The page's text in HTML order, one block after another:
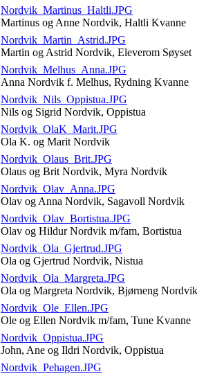
Nordvik_Martinus_Haltli.JPG
Martinus og Anne Nordvik, Haltli Kvanne
Nordvik_Martin_Astrid.JPG
Martin og Astrid Nordvik, Eleverom Søyset
Nordvik_Melhus_Anna.JPG
Anna Nordvik f. Melhus, Rydning Kvanne
Nordvik_Nils_Oppistua.JPG
Nils og Sigrid Nordvik, Oppistua
Nordvik_OlaK_Marit.JPG
Ola K. og Marit Nordvik
Nordvik_Olaus_Brit.JPG
Olaus og Brit Nordvik, Myra Nordvik
Nordvik_Olav_Anna.JPG
Olav og Anna Nordvik, Sagavoll Nordvik
Nordvik_Olav_Bortistua.JPG
Olav og Hildur Nordvik m/fam, Bortistua
Nordvik_Ola_Gjertrud.JPG
Ola og Gjertrud Nordvik, Nistua
Nordvik_Ola_Margreta.JPG
Ola og Margreta Nordvik, Bjørneng Nordvik
Nordvik_Ole_Ellen.JPG
Ole og Ellen Nordvik m/fam, Tune Kvanne
Nordvik_Oppistua.JPG
John, Ane og Ildri Nordvik, Oppistua
Nordvik_Pehagen.JPG